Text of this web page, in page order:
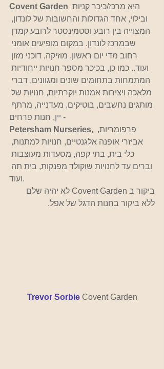
Covent Garden
ובילוי, אחד הגדולות והחשובות של לונדון,
המצוייה בין רובע וסטמינסטר לרובע קמדן
שבמרכז לונדון. במקום מופיעים אומני
רחוב מדי יום ראשון, מוזיקה, דוכני מזון
ועוד.. כמו כן, בכיכר מספר חנויות ייחודיות
המתמחות בתחומים שונים ומגוונים, דברי
מלאכה ויצירות אמנות יוקרתיות, חנויות של
מותגים נחשבים, בוטיקים, מעדנייה, מרתף
יין, חנות פרחים -
Petersham Nurseries,
אביזרי אופנה אלגנטיים, חנויות למתנות,
כלי בית, בתי קפה, מסעדות מעוצבות
וברים עד לחנויות שוקולד מפנקות, בית תה
ועוד.
ביקור ב Covent Garden לא יהיה שלם
ללא ביקור בחנות הדגל של אפל.
Trevor Sorbie Covent Garden